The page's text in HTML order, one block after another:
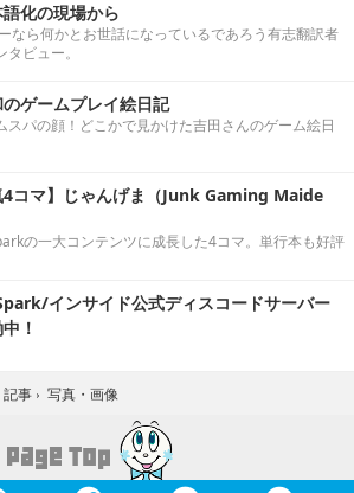
化の現場から
なら何かとお世話になっているであろう有志翻訳者
ビュー。
ゲームプレイ絵日記
スパの顔！どこかで見かけた吉田さんのゲーム絵日
4コマ】じゃんげま（Junk Gaming Maide
の一大コンテンツに成長した4コマ。単行本も好評
インサイド公式ディスコードサーバー
！
記事 › 写真・画像